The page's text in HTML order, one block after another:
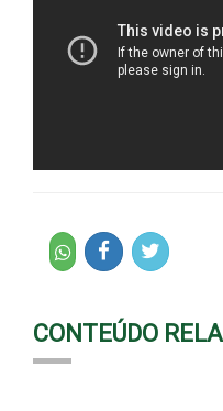
CONTEÚDO